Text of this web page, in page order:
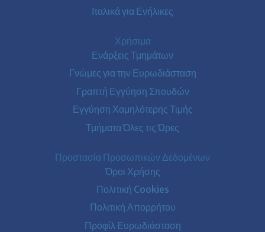
Ιταλικά για Ενήλικες
Χρήσιμα
Ενάρξεις Τμημάτων
Γνώμες για την Ευρωδιάσταση
Γραπτή Εγγύηση Σπουδών
Εγγύηση Χαμηλότερης Τιμής
Τμήματα Όλες τις Ώρες
Προστασία Προσωπικών Δεδομένων
Όροι Χρήσης
Πολιτική Cookies
Πολιτική Απορρήτου
Προφίλ Ευρωδιάσταση